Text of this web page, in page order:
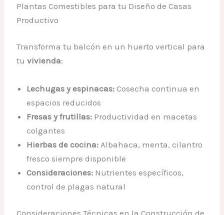
Plantas Comestibles para tu Diseño de Casas
Productivo
Transforma tu balcón en un huerto vertical para
tuvivienda:
Lechugas y espinacas: Cosecha continua en
espacios reducidos
Fresas y frutillas: Productividad en macetas
colgantes
Hierbas de cocina: Albahaca, menta, cilantro
fresco siempre disponible
Consideraciones: Nutrientes específicos,
control de plagas natural